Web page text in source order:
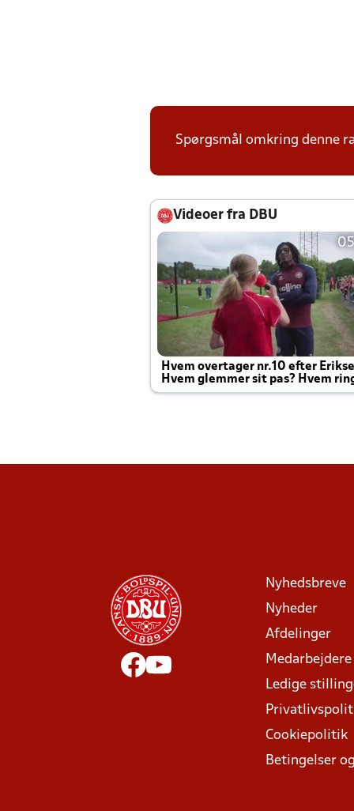
Spørgsmål omkring denne
Videoer fra DBU
Hvem overtager nr.10 efter
Hvem glemmer sit pas? Hvem
Joachim altid til efter kampe?
Nyhedsbreve
Nyheder
Afdelinger
Medarbejdere
Ledige
Cookiepolitik
Betingelser